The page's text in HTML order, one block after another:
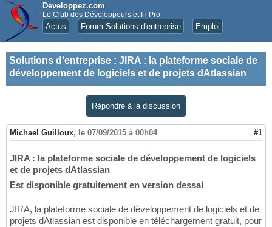
Developpez.com
Le Club des Développeurs et IT Pro
Actus Forum Solutions d'entreprise Emploi
Solutions d'entreprise : JIRA : la plateforme sociale de
développement de logiciels et de projets dAtlassian
Répondre à la discussion
Michael Guilloux, le 07/09/2015 à 00h04 #1
JIRA : la plateforme sociale de développement de logiciels
et de projets dAtlassian
Est disponible gratuitement en version dessai
JIRA, la plateforme sociale de développement de logiciels et de
projets dAtlassian est disponible en téléchargement gratuit, pour